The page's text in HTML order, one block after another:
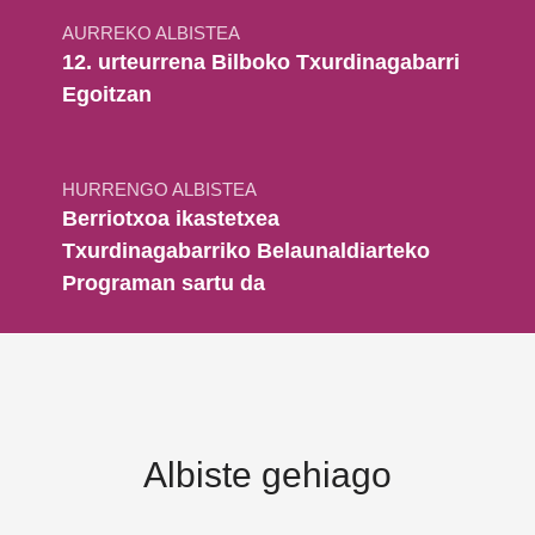
AURREKO ALBISTEA
12. urteurrena Bilboko Txurdinagabarri
Egoitzan
HURRENGO ALBISTEA
Berriotxoa ikastetxea
Txurdinagabarriko Belaunaldiarteko
Programan sartu da
Albiste gehiago